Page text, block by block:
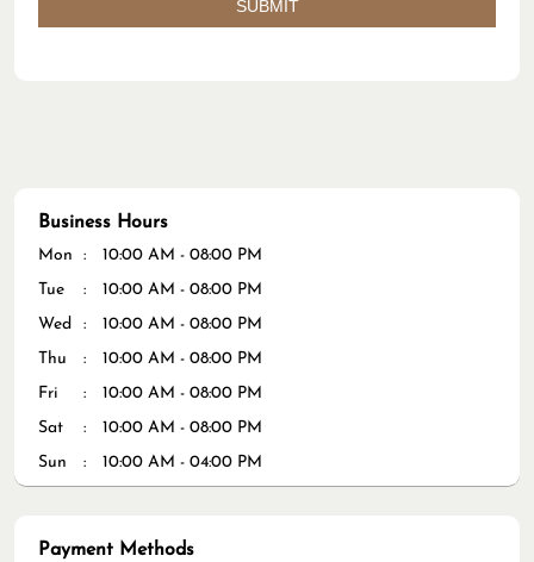
Business Hours
Mon
10:00 AM - 08:00 PM
Tue
10:00 AM - 08:00 PM
Wed
10:00 AM - 08:00 PM
Thu
10:00 AM - 08:00 PM
Fri
10:00 AM - 08:00 PM
Sat
10:00 AM - 08:00 PM
Sun
10:00 AM - 04:00 PM
Payment Methods